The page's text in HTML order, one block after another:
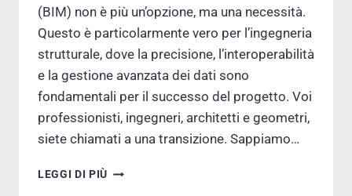
(BIM) non è più un’opzione, ma una necessità.
Questo è particolarmente vero per l’ingegneria
strutturale, dove la precisione, l’interoperabilità
e la gestione avanzata dei dati sono
fondamentali per il successo del progetto. Voi
professionisti, ingegneri, architetti e geometri,
siete chiamati a una transizione. Sappiamo…
LEGGI DI PIÙ CORSI